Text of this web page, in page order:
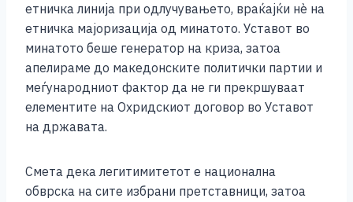
етничка линија при одлучувањето, враќајќи нè на
етничка мајоризација од минатото. Уставот во
минатото беше генератор на криза, затоа
апелираме до македонските политички партии и
меѓународниот фактор да не ги прекршуваат
елементите на Охридскиот договор во Уставот
на државата.
Смета дека легитимитетот е национална
обврска на сите избрани претставници, затоа